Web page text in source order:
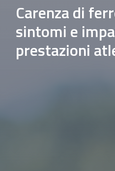
Carenza di
sintomi e
prestazioni